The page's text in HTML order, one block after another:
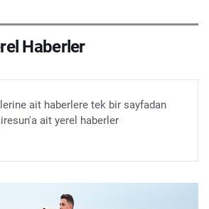
Haberler
ait haberlere tek bir sayfadan
ait yerel haberler